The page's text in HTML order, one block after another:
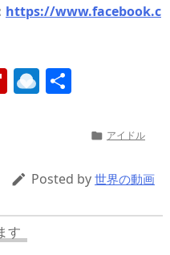
https://www.facebook.c
Fl
ar
d
R
ro
p.
 アイドル
 Posted by 世界の動画
す